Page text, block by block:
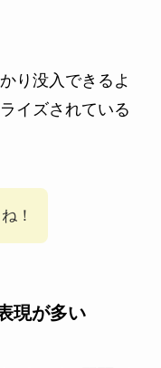
り没入できるよ
イズされている
！
現が多い